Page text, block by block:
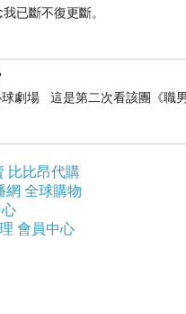
已斷不復更斷。
劇場 這是第二次看該團《職
比比昂代購
網 全球購物
會員中心